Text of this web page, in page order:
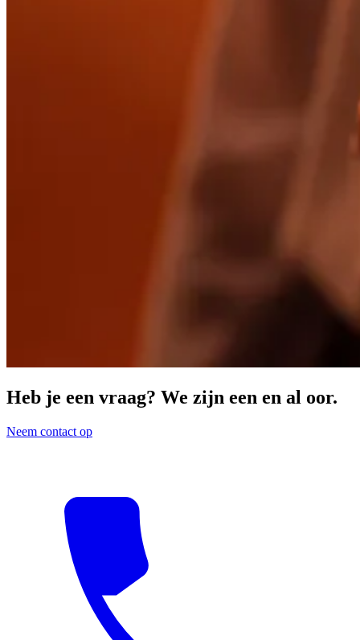
Heb je een vraag? We zijn een en al oor.
Neem contact op